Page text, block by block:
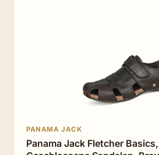
PANAMA JACK
Panama Jack Fletcher